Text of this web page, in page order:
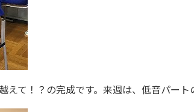
て！？の完成です。来週は、低音パート